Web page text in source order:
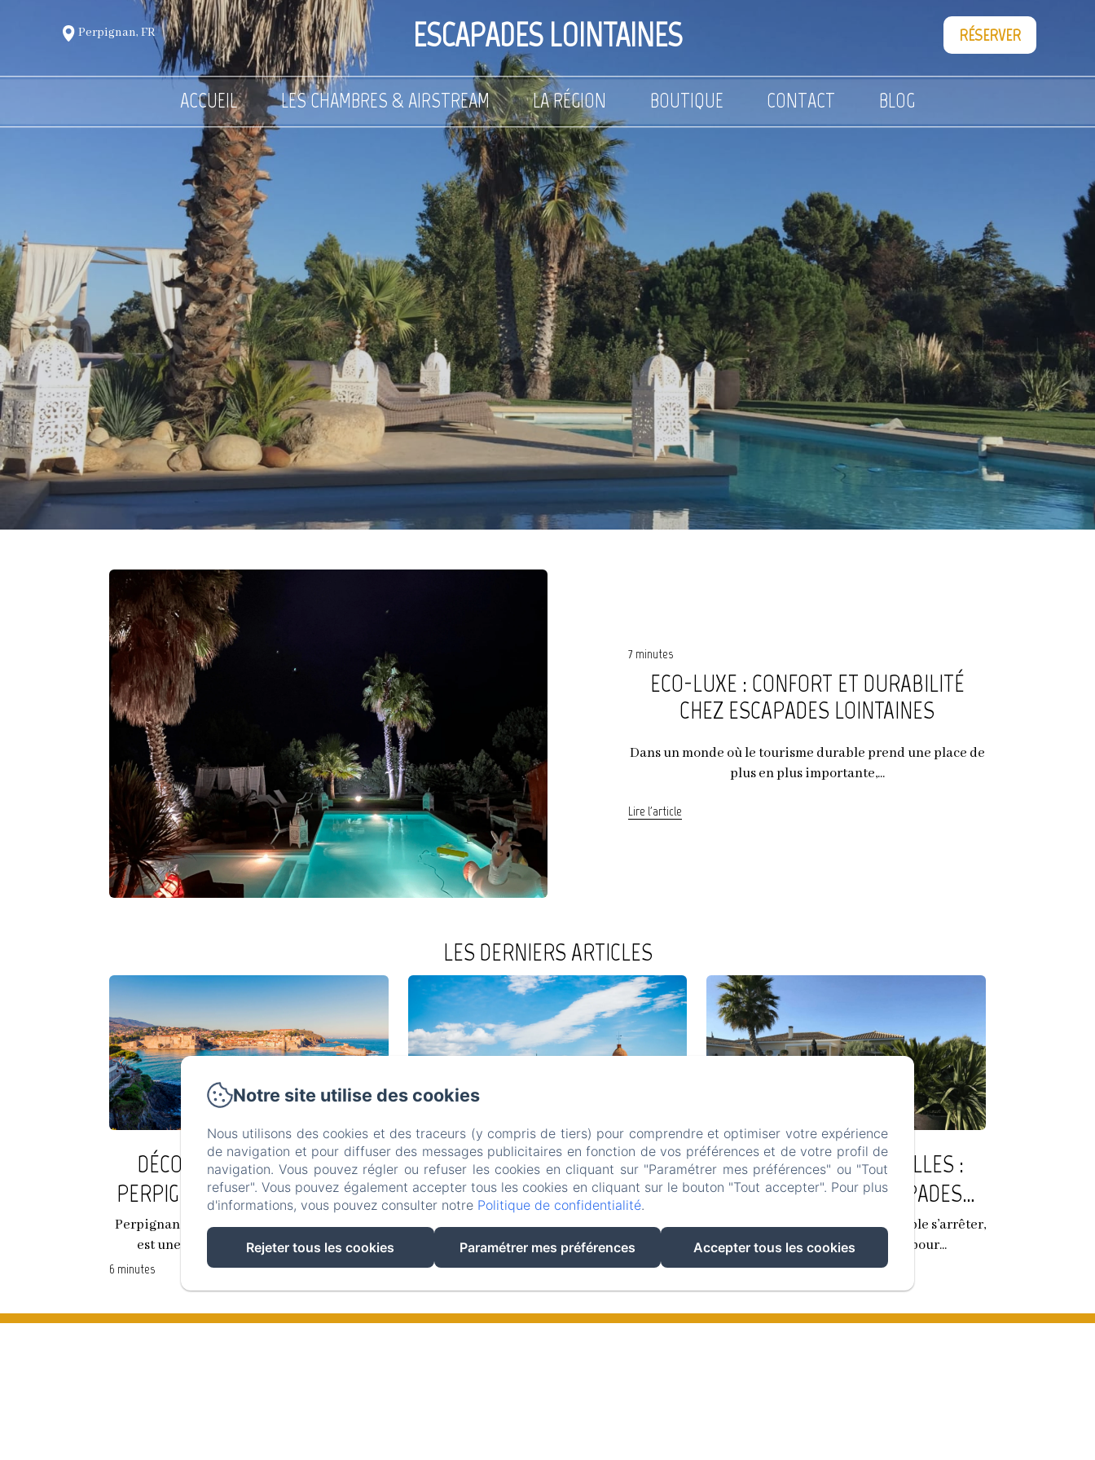
Perpignan, FR ESCAPADES LOINTAINES RÉSERVER
ACCUEIL LES CHAMBRES & AIRSTREAM LA RÉGION BOUTIQUE CONTACT BLOG
7 minutes
ECO-LUXE : CONFORT ET DURABILITÉ
CHEZ ESCAPADES LOINTAINES
Dans un monde où le tourisme durable prend une place de
plus en plus importante,...
Lire l'article
LES DERNIERS ARTICLES
DÉCOUVERTES LOCALES À
PERPIGNAN : IMMERSION PRÈS
D'ESCAPADES LOINTAINES
Perpignan, la capitale de la Catalogne Nord,
est une destination incontournable...
6 minutes
EXPÉRIENCES LOCALES À
PERPIGNAN : GUIDE CULTUREL
ET CULINAIRE
Perpignan, nichée entre la Méditerranée et
les Pyrénées, est une ville captivante...
6 minutes
ESCAPADES TRANQUILLES :
DÉTENTE CHEZ ESCAPADES
LOINTAINES
Imaginez un lieu où le temps semble s’arrêter,
où chaque détail est pensé pour...
6 minutes
Notre site utilise des cookies
Nous utilisons des cookies et des traceurs (y compris de tiers) pour comprendre et optimiser votre expérience
de navigation et pour diffuser des messages publicitaires en fonction de vos préférences et de votre profil de
navigation. Vous pouvez régler ou refuser les cookies en cliquant sur "Paramétrer mes préférences" ou "Tout
refuser". Vous pouvez également accepter tous les cookies en cliquant sur le bouton "Tout accepter". Pour plus
d'informations, vous pouvez consulter notre Politique de confidentialité.
Rejeter tous les cookies Paramétrer mes préférences Accepter tous les cookies